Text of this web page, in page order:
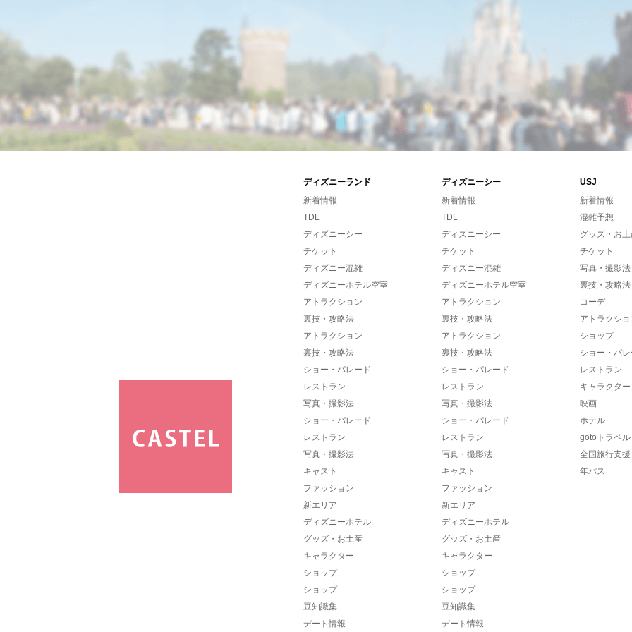
ディズニーランド ディズニーシー
USJ
新着情報
TDL
ディズニーシー
チケット
ディズニー混雑
ディズニーホテル空室
アトラクション
裏技・攻略法
アトラクション
裏技・攻略法
ショー・パレード
レストラン
写真・撮影法
ショー・パレード
レストラン
写真・撮影法
キャスト
ファッション
新エリア
ディズニーホテル
グッズ・お土産
キャラクター
ショップ
ショップ
豆知識集
デート情報
新着情報
TDL
ディズニーシー
チケット
ディズニー混雑
ディズニーホテル空室
アトラクション
裏技・攻略法
アトラクション
裏技・攻略法
ショー・パレード
レストラン
写真・撮影法
ショー・パレード
レストラン
写真・撮影法
キャスト
ファッション
新エリア
ディズニーホテル
グッズ・お土産
キャラクター
ショップ
ショップ
豆知識集
デート情報
新着情報
混雑予想
グッズ・お
チケット
写真・撮影法
裏技・攻略法
コーデ
アトラクシ
ショップ
ショー・パ
レストラン
キャラクター
映画
ホテル
gotoトラベル
全国旅行支援
年パス